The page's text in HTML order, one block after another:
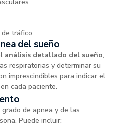
tráfico
del sueño
análisis detallado del sueño,
respiratorias y determinar su
imprescindibles para indicar el
cada paciente.
de apnea y de las
Puede incluir: